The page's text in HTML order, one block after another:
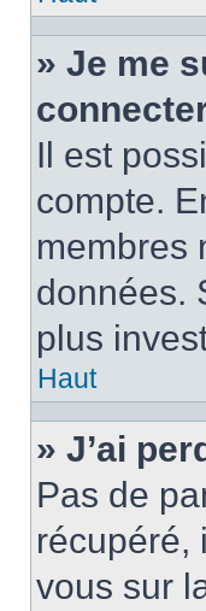
» Je me
Il est
compte.
membres
données.
plus
Haut
» J’ai
Pas de
récupéré,
vous sur